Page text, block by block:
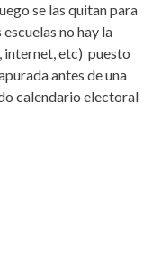
se las quitan para
no hay la
internet, etc) puesto
antes de una
calendario electoral